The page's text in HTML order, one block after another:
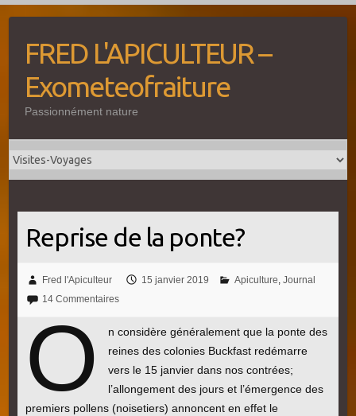
contentFRED L'APICULTEUR –
Exometeofraiture
Passionnément nature
Reprise de la ponte?
Fred l'Apiculteur 15 janvier 2019 Apiculture, Journal
14 Commentaires
O
n considère généralement que la ponte des
reines des colonies Buckfast redémarre
vers le 15 janvier dans nos contrées;
l’allongement des jours et l’émergence des
premiers pollens (noisetiers) annoncent en effet le